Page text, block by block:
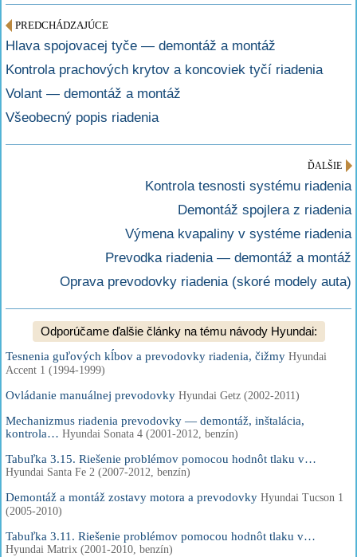
PREDCHÁDZAJÚCE
Hlava spojovacej tyče — demontáž a montáž
Kontrola prachových krytov a koncoviek tyčí riadenia
Volant — demontáž a montáž
Všeobecný popis riadenia
ĎALŠIE
Kontrola tesnosti systému riadenia
Demontáž spojlera z riadenia
Výmena kvapaliny v systéme riadenia
Prevodka riadenia — demontáž a montáž
Oprava prevodovky riadenia (skoré modely auta)
Odporúčame ďalšie články na tému návody Hyundai:
Tesnenia guľových kĺbov a prevodovky riadenia, čižmy Hyundai
Accent 1 (1994-1999)
Ovládanie manuálnej prevodovky Hyundai Getz (2002-2011)
Mechanizmus riadenia prevodovky — demontáž, inštalácia,
kontrola… Hyundai Sonata 4 (2001-2012, benzín)
Tabuľka 3.15. Riešenie problémov pomocou hodnôt tlaku v…
Hyundai Santa Fe 2 (2007-2012, benzín)
Demontáž a montáž zostavy motora a prevodovky Hyundai Tucson 1
(2005-2010)
Tabuľka 3.11. Riešenie problémov pomocou hodnôt tlaku v…
Hyundai Matrix (2001-2010, benzín)